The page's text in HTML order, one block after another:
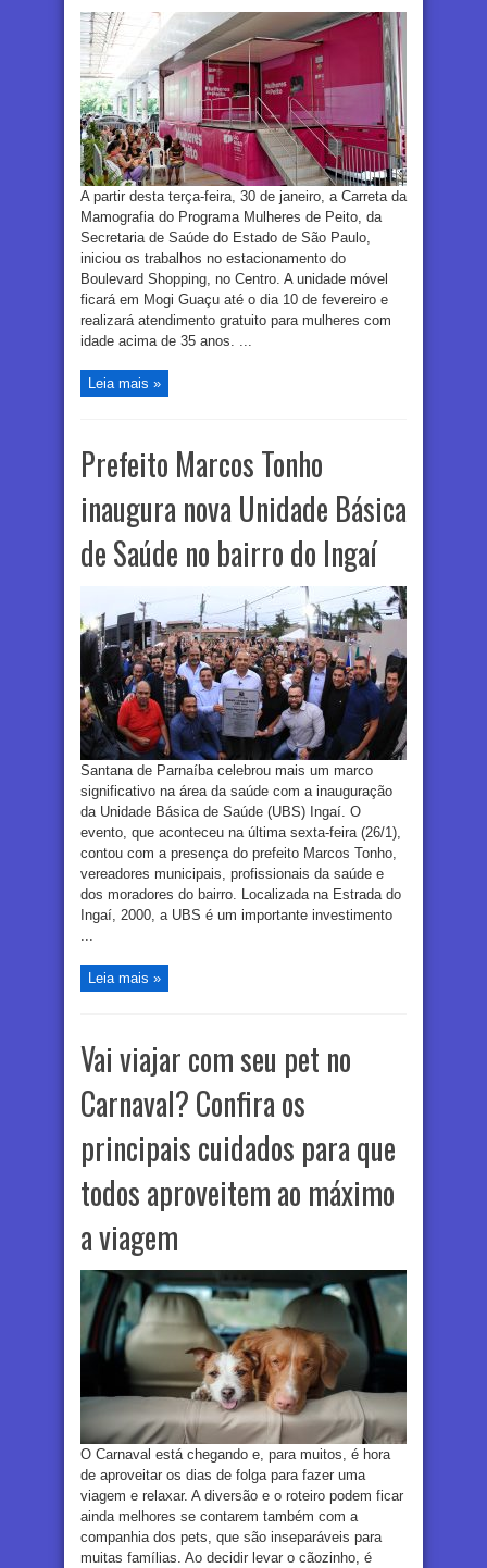
A partir desta terça-feira, 30 de janeiro, a Carreta da
Mamografia do Programa Mulheres de Peito, da
Secretaria de Saúde do Estado de São Paulo,
iniciou os trabalhos no estacionamento do
Boulevard Shopping, no Centro. A unidade móvel
ficará em Mogi Guaçu até o dia 10 de fevereiro e
realizará atendimento gratuito para mulheres com
idade acima de 35 anos. ...
Leia mais »
Prefeito Marcos Tonho
inaugura nova Unidade Básica
de Saúde no bairro do Ingaí
Santana de Parnaíba celebrou mais um marco
significativo na área da saúde com a inauguração
da Unidade Básica de Saúde (UBS) Ingaí. O
evento, que aconteceu na última sexta-feira (26/1),
contou com a presença do prefeito Marcos Tonho,
vereadores municipais, profissionais da saúde e
dos moradores do bairro. Localizada na Estrada do
Ingaí, 2000, a UBS é um importante investimento
...
Leia mais »
Vai viajar com seu pet no
Carnaval? Confira os
principais cuidados para que
todos aproveitem ao máximo
a viagem
O Carnaval está chegando e, para muitos, é hora
de aproveitar os dias de folga para fazer uma
viagem e relaxar. A diversão e o roteiro podem ficar
ainda melhores se contarem também com a
companhia dos pets, que são inseparáveis para
muitas famílias. Ao decidir levar o cãozinho, é